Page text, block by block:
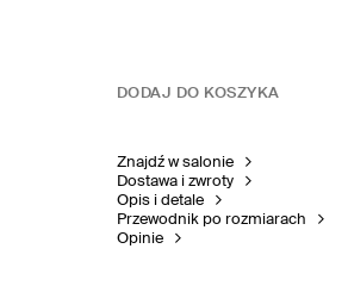
DODAJ DO KOSZYKA
Znajdź w salonie
Dostawa i zwroty
Opis i detale
Przewodnik po rozmiarach
Opinie